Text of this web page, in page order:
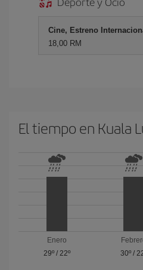
Cine, Estreno
18,00 RM
El tiempo en Kuala
Enero
29º/ 22º
30º/